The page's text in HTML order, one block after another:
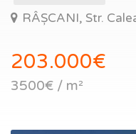
RÂȘCANI, Str.
203.000€
3500€ / m²